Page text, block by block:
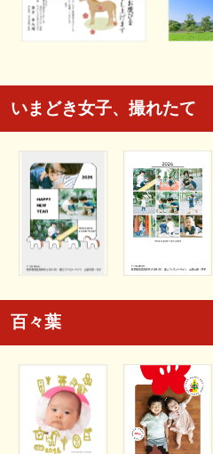
いまどき女子、撮れたて
百々葉